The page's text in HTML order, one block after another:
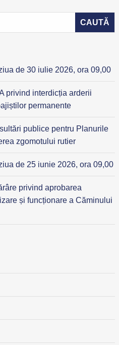
de 30 iulie 2026, ora 09,00
privind interdicția arderii
permanente
publice pentru Planurile
zgomotului rutier
de 25 iunie 2026, ora 09,00
privind aprobarea
și funcționare a Căminului